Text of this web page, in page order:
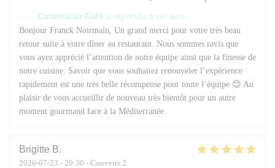
Catamaran Café a répondu à cet avis
Bonjour Franck Noirmain, Un grand merci pour votre très beau
retour suite à votre dîner au restaurant. Nous sommes ravis que
vous ayez apprécié l’attention de notre équipe ainsi que la finesse de
notre cuisine. Savoir que vous souhaitez renouveler l’expérience
rapidement est une très belle récompense pour toute l’équipe 😊 Au
plaisir de vous accueillir de nouveau très bientôt pour un autre
moment gourmand face à la Méditerranée.
Brigitte B
2026-07-23 - 20:30 - Couverts 2